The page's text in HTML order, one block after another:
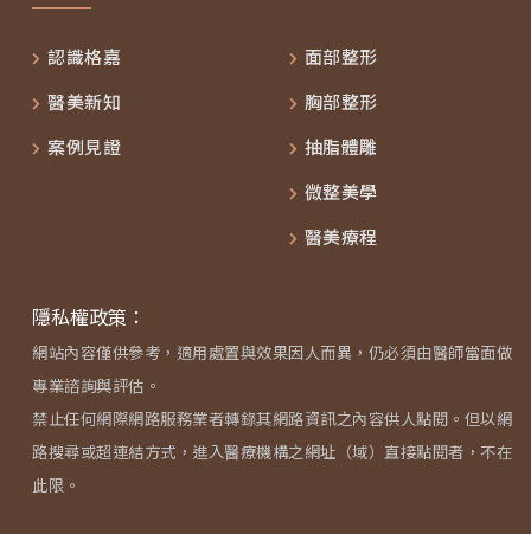
認識格嘉
醫美新知
案例見證
面部整形
胸部整形
抽脂體雕
微整美學
醫美療程
隱私權政策：
網站內容僅供參考，適用處置與效果因人而異，仍必須由醫師當面做
專業諮詢與評估。
禁止任何網際網路服務業者轉錄其網路資訊之內容供人點閱。但以網
路搜尋或超連結方式，進入醫療機構之網址（域）直接點閱者，不在
此限。